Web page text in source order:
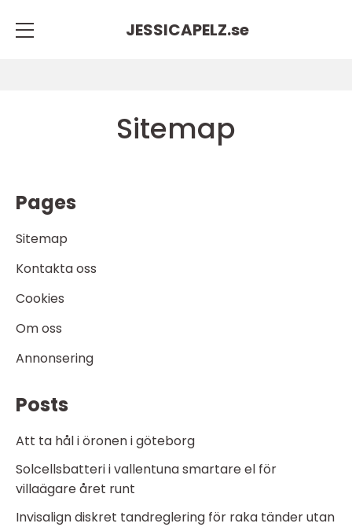
JESSICAPELZ.se
Sitemap
Pages
Sitemap
Kontakta oss
Cookies
Om oss
Annonsering
Posts
Att ta hål i öronen i göteborg
Solcellsbatteri i vallentuna smartare el för
villaägare året runt
Invisalign diskret tandreglering för raka tänder utan